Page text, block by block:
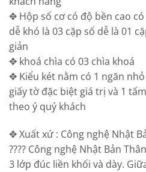
✥ Hộp số cơ có độ bền cao
dễ khó là 03 cặp số dễ là 01
giản
✥ khoá chìa có 03 chìa khoá
✥ Kiểu két nằm có 1 ngăn
giấy tờ đặc biệt giá trị và 1
theo ý quý khách
✥ Xuất xứ : Công nghệ Nhật
???? Công nghệ Nhật Bản
3 lớp đúc liền khối và dày.